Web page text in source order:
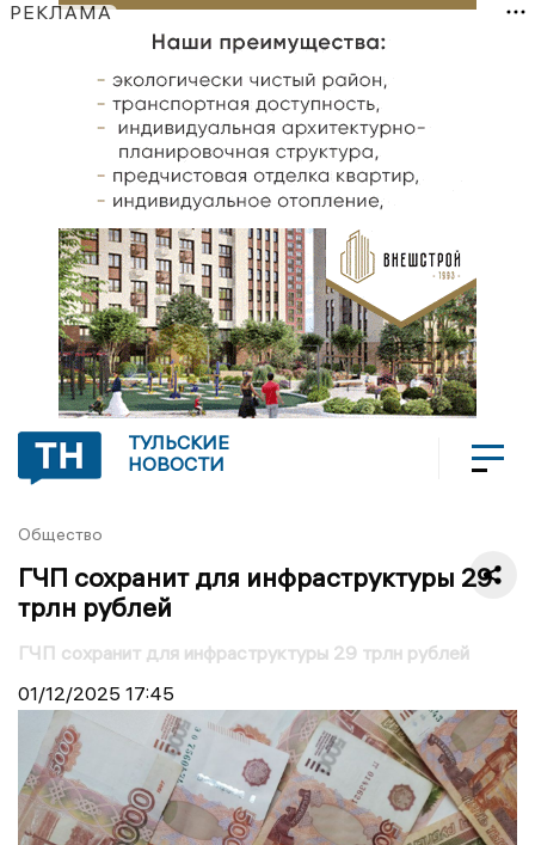
РЕКЛАМА
ТУЛЬСКИЕ
НОВОСТИ
Общество
ГЧП сохранит для инфраструктуры 29
трлн рублей
ГЧП сохранит для инфраструктуры 29 трлн рублей
01/12/2025 17:45